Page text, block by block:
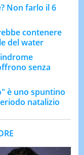
Non farlo il 6
contenere
del water
senza
è uno spuntino
natalizio